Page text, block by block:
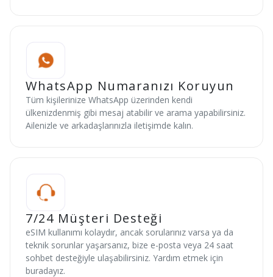
WhatsApp Numaranızı Koruyun
Tüm kişilerinize WhatsApp üzerinden kendi
ülkenizdenmiş gibi mesaj atabilir ve arama yapabilirsiniz.
Ailenizle ve arkadaşlarınızla iletişimde kalın.
7/24 Müşteri Desteği
eSIM kullanımı kolaydır, ancak sorularınız varsa ya da
teknik sorunlar yaşarsanız, bize e-posta veya 24 saat
sohbet desteğiyle ulaşabilirsiniz. Yardım etmek için
buradayız.